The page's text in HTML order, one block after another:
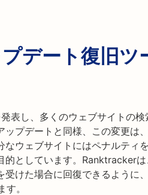
デート復旧ツ
表し、多くのウェブサイトの検
ップデートと同様、この変更は
ウェブサイトにはペナルティ
的としています。Ranktrackerは
けた場合に回復できるように、
。